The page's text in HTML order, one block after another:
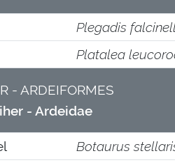
Plegadis
Platalea
- ARDEIFORMES
- Ardeidae
Botaurus